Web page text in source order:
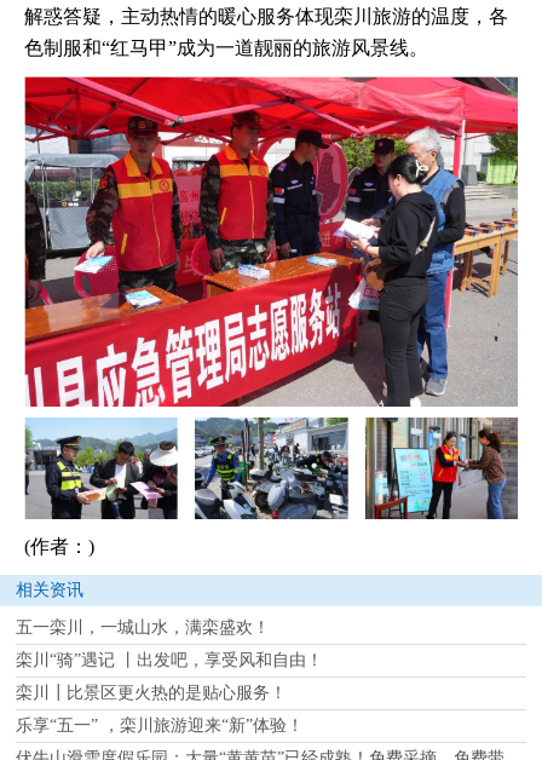
解惑答疑，主动热情的暖心服务体现栾川旅游的温度，各
色制服和“红马甲”成为一道靓丽的旅游风景线。
(作者：)
相关资讯
五一栾川，一城山水，满栾盛欢！
栾川“骑”遇记 丨出发吧，享受风和自由！
栾川┃比景区更火热的是贴心服务！
乐享“五一” ，栾川旅游迎来“新”体验！